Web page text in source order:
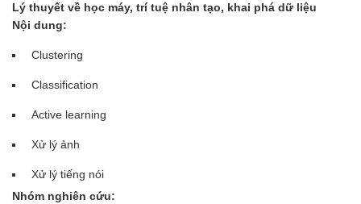
Lý thuyết về học máy, trí tuệ nhân tạo, khai phá dữ liệu
Nội dung:
Clustering
Classification
Active learning
Xử lý ảnh
Xử lý tiếng nói
Nhóm nghiên cứu: